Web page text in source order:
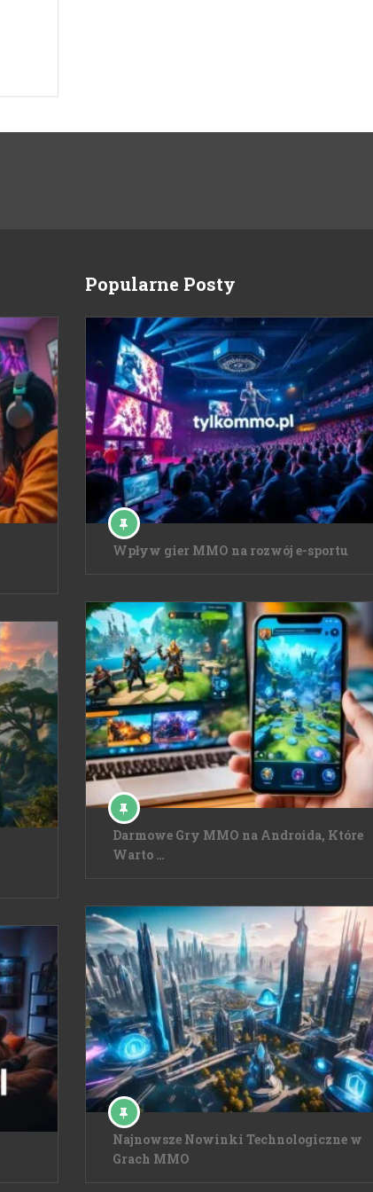
Popularne Posty
Wpływ gier MMO na rozwój e-sportu
Darmowe Gry MMO na Androida, Które
Warto …
Najnowsze Nowinki Technologiczne w
Grach MMO